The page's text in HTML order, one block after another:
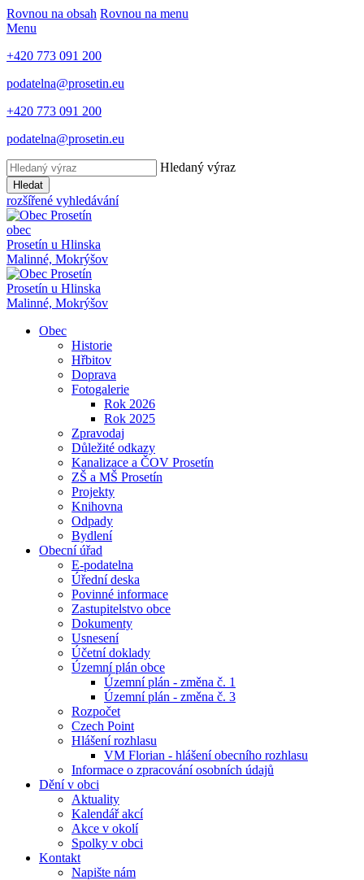
Rovnou na obsah Rovnou na menu
Menu
+420 773 091 200
podatelna@prosetin.eu
+420 773 091 200
podatelna@prosetin.eu
Hledaný výraz
Hledat
rozšířené vyhledávání
obec
Prosetín u Hlinska
Malinné, Mokrýšov
Prosetín u Hlinska
Malinné, Mokrýšov
Obec
Historie
Hřbitov
Doprava
Fotogalerie
Rok 2026
Rok 2025
Zpravodaj
Důležité odkazy
Kanalizace a ČOV Prosetín
ZŠ a MŠ Prosetín
Projekty
Knihovna
Odpady
Bydlení
Obecní úřad
E-podatelna
Úřední deska
Povinné informace
Zastupitelstvo obce
Dokumenty
Usnesení
Účetní doklady
Územní plán obce
Územní plán - změna č. 1
Územní plán - změna č. 3
Rozpočet
Czech Point
Hlášení rozhlasu
VM Florian - hlášení obecního rozhlasu
Informace o zpracování osobních údajů
Dění v obci
Aktuality
Kalendář akcí
Akce v okolí
Spolky v obci
Kontakt
Napište nám